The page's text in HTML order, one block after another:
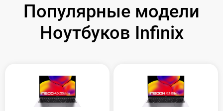
Популярные модели
Ноутбуков Infinix